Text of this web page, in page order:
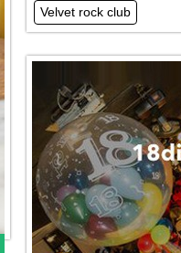
Velvet rock club